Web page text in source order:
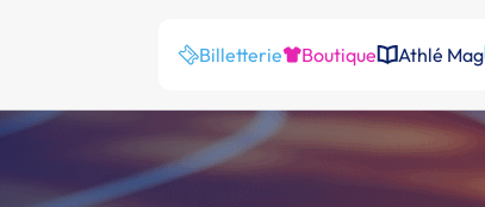
Billetterie Boutique Athlé Mag